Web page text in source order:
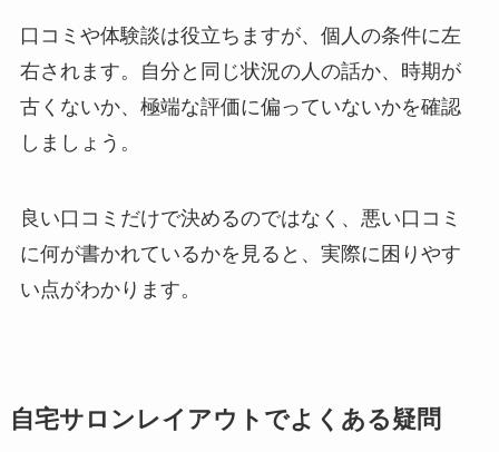
口コミや体験談は役立ちますが、個人の条件に左
右されます。自分と同じ状況の人の話か、時期が
古くないか、極端な評価に偏っていないかを確認
しましょう。
良い口コミだけで決めるのではなく、悪い口コミ
に何が書かれているかを見ると、実際に困りやす
い点がわかります。
自宅サロンレイアウトでよくある疑問